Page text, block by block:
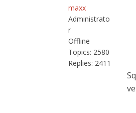
maxx
Administrato
r
Offline
Topics: 2580
Replies: 2411